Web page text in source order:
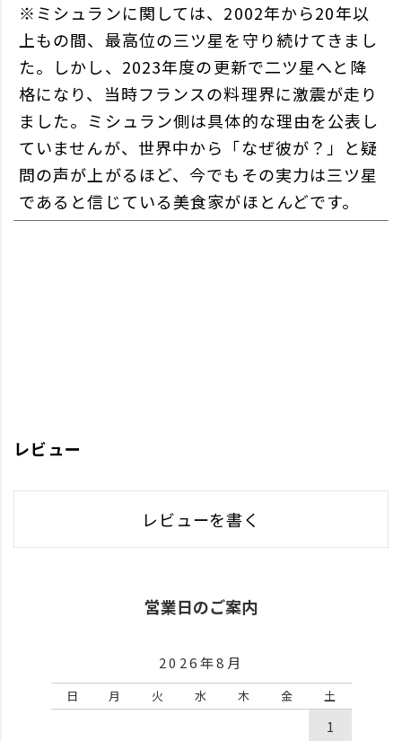
※ミシュランに関しては、2002年から20年以
上もの間、最高位の三ツ星を守り続けてきまし
た。しかし、2023年度の更新で二ツ星へと降
格になり、当時フランスの料理界に激震が走り
ました。ミシュラン側は具体的な理由を公表し
ていませんが、世界中から「なぜ彼が？」と疑
問の声が上がるほど、今でもその実力は三ツ星
であると信じている美食家がほとんどです。
レビュー
レビューを書く
営業日のご案内
2026年8月
日 月 火 水 木 金 土
1